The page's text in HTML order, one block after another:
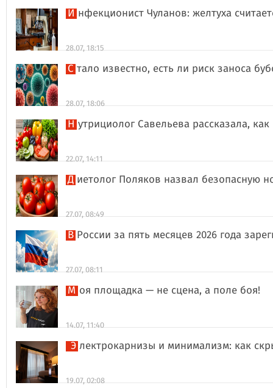
Инфекционист Чуланов: желтуха
28.07, 18:15
Стало известно, есть ли риск заноса
28.07, 18:06
Нутрициолог Савельева рассказала,
22.07, 14:11
Диетолог Поляков назвал безопасную
27.07, 08:49
В России за пять месяцев 2026 года
27.07, 08:11
Моя площадка — не сцена, а поле боя!
14.07, 11:40
Электрокарнизы и минимализм: как
19.07, 02:08